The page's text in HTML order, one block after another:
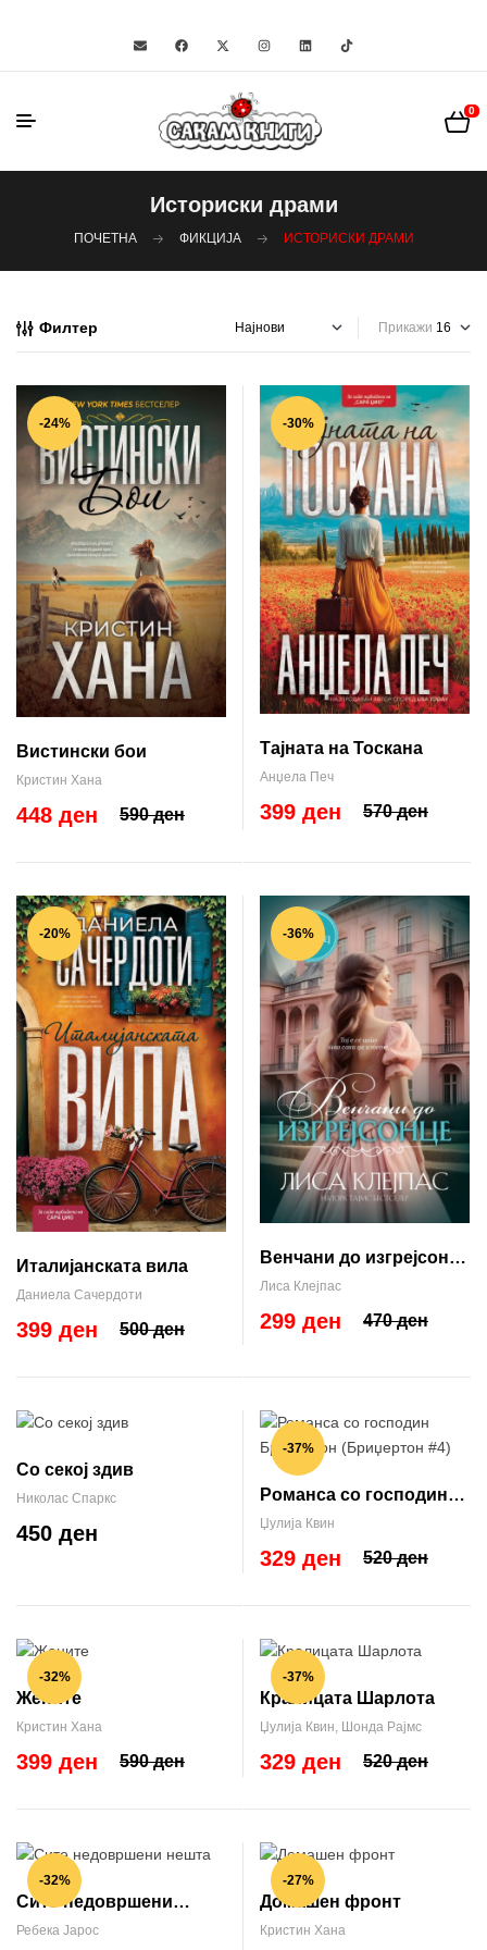
0
Историски драми
ПОЧЕТНА ФИКЦИЈА ИСТОРИСКИ ДРАМИ
Филтер Прикажи
-24%
Вистински бои
Кристин Хана
590 ден
448 ден
-30%
Тајната на Тоскана
Анџела Печ
570 ден
399 ден
-20%
Италијанската вила
Даниела Сачердоти
500 ден
399 ден
-36%
Венчани до изгрејсонце
(Хатавеј #4)
Лиса Клејпас
470 ден
299 ден
Со секој здив
Николас Спаркс
450 ден
-37%
Романса со господин
Бриџертон (Бриџертон
#4)
Џулија Квин
520 ден
329 ден
-32%
Жените
Кристин Хана
590 ден
399 ден
-37%
Кралицата Шарлота
Џулија Квин, Шонда Рајмс
520 ден
329 ден
-32%
Сите недовршени
нешта
Ребека Јарос
-27%
Домашен фронт
Кристин Хана